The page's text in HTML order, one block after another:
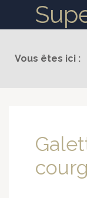
Vous êtes ici :